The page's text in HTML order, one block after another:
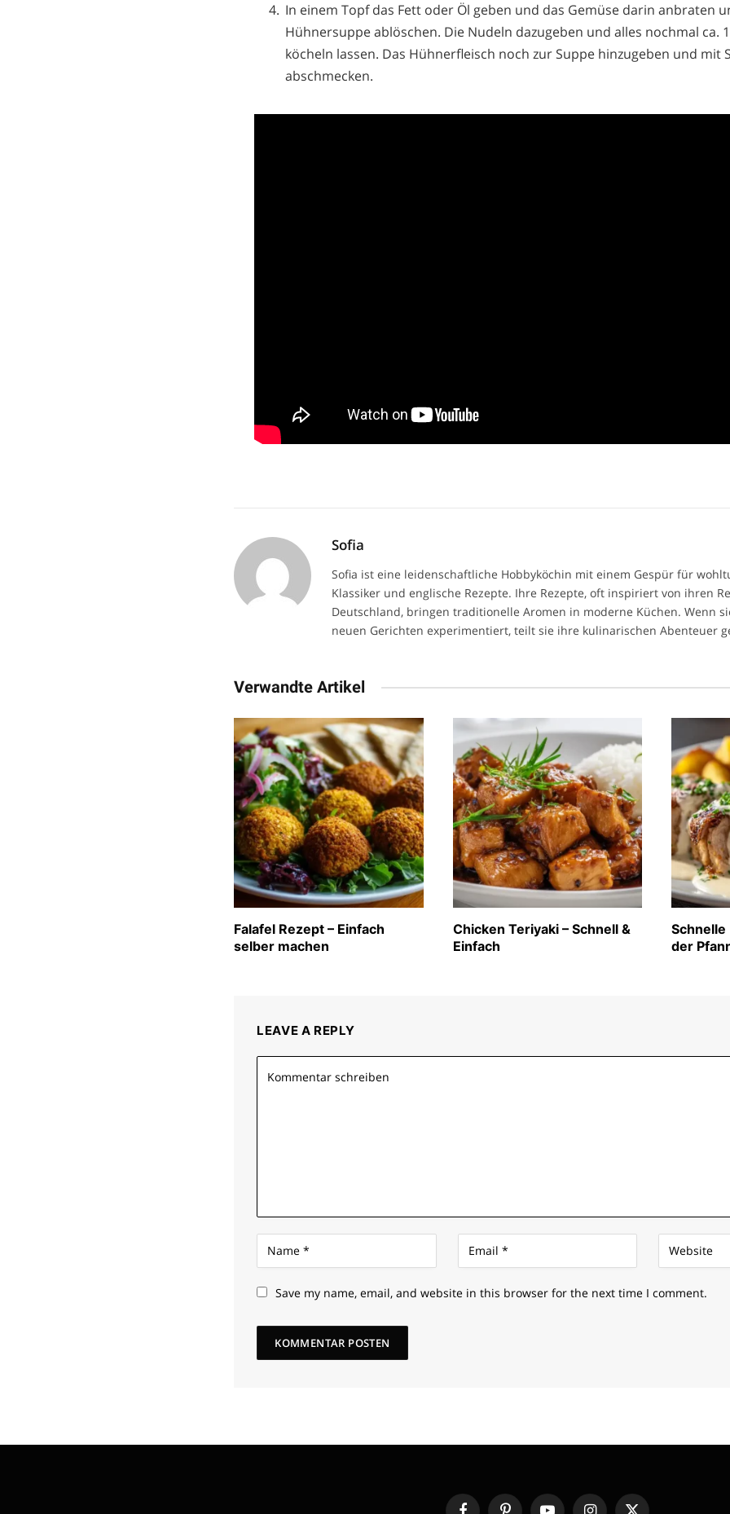
In einem Topf das Fett oder Öl geben und das Gemüse darin anbraten
Hühnersuppe ablöschen. Die Nudeln dazugeben und alles nochmal ca.
köcheln lassen. Das Hühnerfleisch noch zur Suppe hinzugeben und mit
abschmecken.
Sofia
Sofia ist eine leidenschaftliche Hobbyköchin mit einem Gespür für
Klassiker und englische Rezepte. Ihre Rezepte, oft inspiriert von ihren
Deutschland, bringen traditionelle Aromen in moderne Küchen. Wenn
neuen Gerichten experimentiert, teilt sie ihre kulinarischen Abenteuer
Verwandte Artikel
Falafel Rezept – Einfach
selber machen
Chicken Teriyaki – Schnell &
Einfach
der
LEAVE A REPLY
Save my name, email, and website in this browser for the next time I comment.